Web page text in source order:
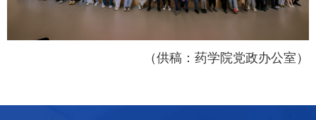
（供稿：药学院党政办公室 ）